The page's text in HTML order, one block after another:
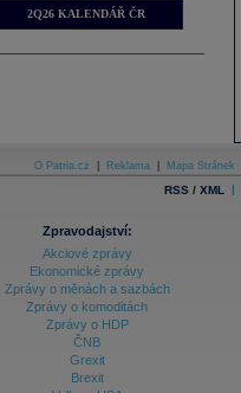
2Q26 KALENDÁŘ ČR
O Patria.cz Reklama Mapa Stránek
RSS / XML |
Zpravodajství:
Akciové zprávy
Ekonomické zprávy
Zprávy o měnách a sazbách
Zprávy o komoditách
Zprávy o HDP
ČNB
Grexit
Brexit